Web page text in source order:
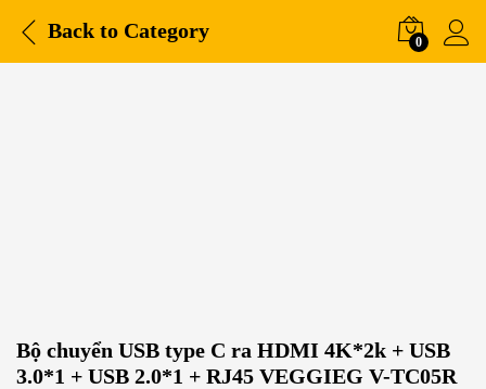
Back to Category 0
Bộ chuyển USB type C ra HDMI 4K*2k + USB
3.0*1 + USB 2.0*1 + RJ45 VEGGIEG V-TC05R